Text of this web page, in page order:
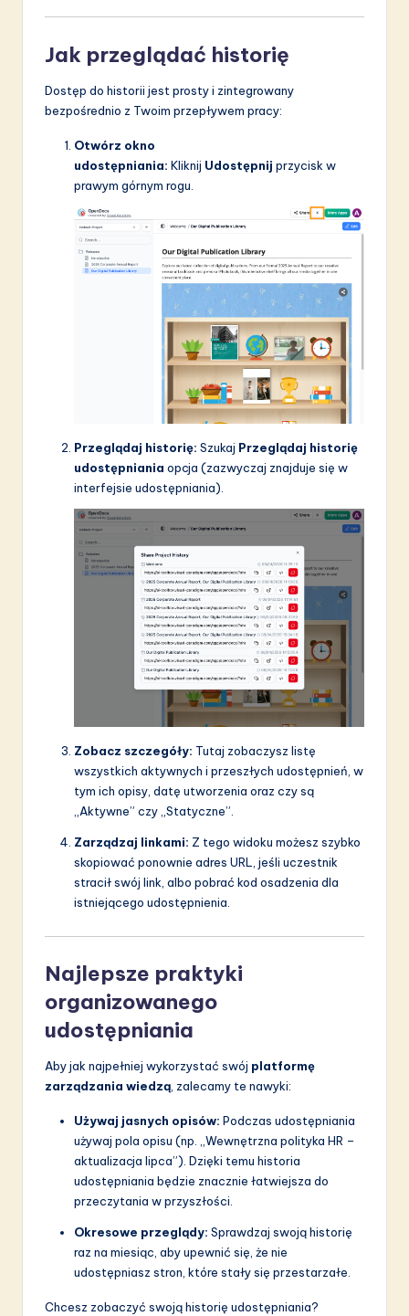
Jak przeglądać historię
Dostęp do historii jest prosty i zintegrowany
bezpośrednio z Twoim przepływem pracy:
Otwórz okno
udostępniania: Kliknij Udostępnij przycisk w
prawym górnym rogu.
Przeglądaj historię: Szukaj Przeglądaj historię
udostępniania opcja (zazwyczaj znajduje się w
interfejsie udostępniania).
Zobacz szczegóły: Tutaj zobaczysz listę
wszystkich aktywnych i przeszłych udostępnień, w
tym ich opisy, datę utworzenia oraz czy są
„Aktywne” czy „Statyczne”.
Zarządzaj linkami: Z tego widoku możesz szybko
skopiować ponownie adres URL, jeśli uczestnik
stracił swój link, albo pobrać kod osadzenia dla
istniejącego udostępnienia.
Najlepsze praktyki
organizowanego
udostępniania
Aby jak najpełniej wykorzystać swój platformę
zarządzania wiedzą , zalecamy te nawyki:
Używaj jasnych opisów: Podczas udostępniania
używaj pola opisu (np. „Wewnętrzna polityka HR –
aktualizacja lipca”). Dzięki temu historia
udostępniania będzie znacznie łatwiejsza do
przeczytania w przyszłości.
Okresowe przeglądy: Sprawdzaj swoją historię
raz na miesiąc, aby upewnić się, że nie
udostępniasz stron, które stały się przestarzałe.
Chcesz zobaczyć swoją historię udostępniania?